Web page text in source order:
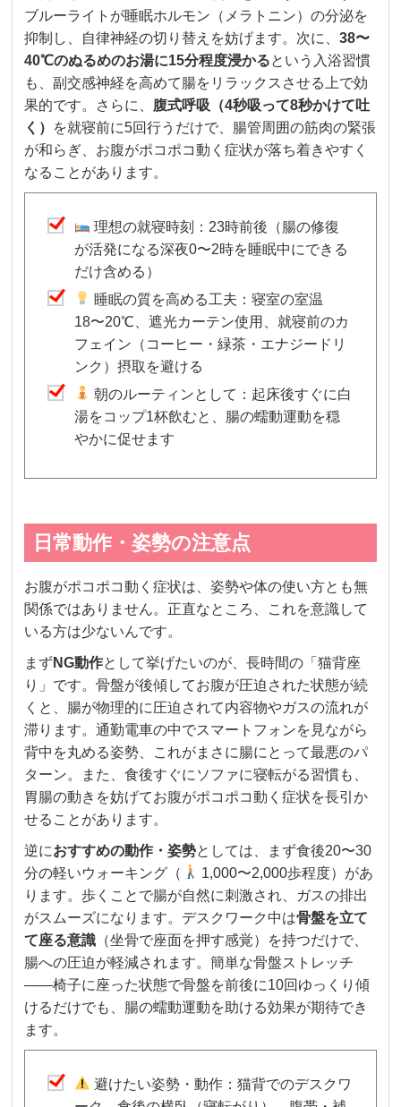
ブルーライトが睡眠ホルモン（メラトニン）の分泌を
抑制し、自律神経の切り替えを妨げます。次に、38〜
40℃のぬるめのお湯に15分程度浸かるという入浴習慣
も、副交感神経を高めて腸をリラックスさせる上で効
果的です。さらに、 腹式呼吸（4秒吸って8秒かけて吐
く）
を就寝前に5回行うだけで、腸管周囲の筋肉の緊張
が和らぎ、お腹がポコポコ動く症状が落ち着きやすく
なることがあります。
理想の就寝時刻：23時前後（腸の修復
が活発になる深夜0〜2時を睡眠中にできる
だけ含める）
睡眠の質を高める工夫：寝室の室温
18〜20℃、遮光カーテン使用、就寝前のカ
フェイン（コーヒー・緑茶・エナジードリ
ンク）摂取を避ける
朝のルーティンとして：起床後すぐに白
湯をコップ1杯飲むと、腸の蠕動運動を穏
やかに促せます
日常動作・姿勢の注意点
お腹がポコポコ動く症状は、姿勢や体の使い方とも無
関係ではありません。正直なところ、これを意識して
いる方は少ないんです。
まずNG動作として挙げたいのが、長時間の「猫背座
り」です。骨盤が後傾してお腹が圧迫された状態が続
くと、腸が物理的に圧迫されて内容物やガスの流れが
滞ります。通勤電車の中でスマートフォンを見ながら
背中を丸める姿勢、これがまさに腸にとって最悪のパ
ターン。また、食後すぐにソファに寝転がる習慣も、
胃腸の動きを妨げてお腹がポコポコ動く症状を長引か
せることがあります。
逆におすすめの動作・姿勢としては、まず食後20〜30
分の軽いウォーキング（
1,000〜2,000歩程度）があ
ります。歩くことで腸が自然に刺激され、ガスの排出
がスムーズになります。デスクワーク中は骨盤を立て
て座る意識 （坐骨で座面を押す感覚）を持つだけで、
腸への圧迫が軽減されます。簡単な骨盤ストレッチ
——椅子に座った状態で骨盤を前後に10回ゆっくり傾
けるだけでも、腸の蠕動運動を助ける効果が期待でき
ます。
避けたい姿勢・動作：猫背でのデスクワ